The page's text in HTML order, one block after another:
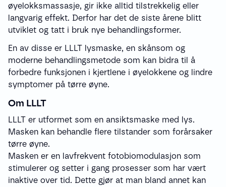
øyelokksmassasje, gir ikke alltid tilstrekkelig eller
langvarig effekt. Derfor har det de siste årene blitt
utviklet og tatt i bruk nye behandlingsformer.
En av disse er LLLT lysmaske, en skånsom og
moderne behandlingsmetode som kan bidra til å
forbedre funksjonen i kjertlene i øyelokkene og lindre
symptomer på tørre øyne.
Om LLLT
LLLT er utformet som en ansiktsmaske med lys.
Masken kan behandle flere tilstander som forårsaker
tørre øyne.
Masken er en lavfrekvent fotobiomodulasjon som
stimulerer og setter i gang prosesser som har vært
inaktive over tid. Dette gjør at man bland annet kan